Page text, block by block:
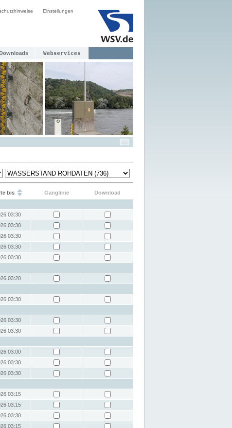
Einstellungen
Webservices
bis Ganglinie
Download
03:30
03:30
03:30
03:30
03:30
03:20
03:30
03:30
03:30
03:00
03:30
03:30
03:15
03:15
03:30
03:15